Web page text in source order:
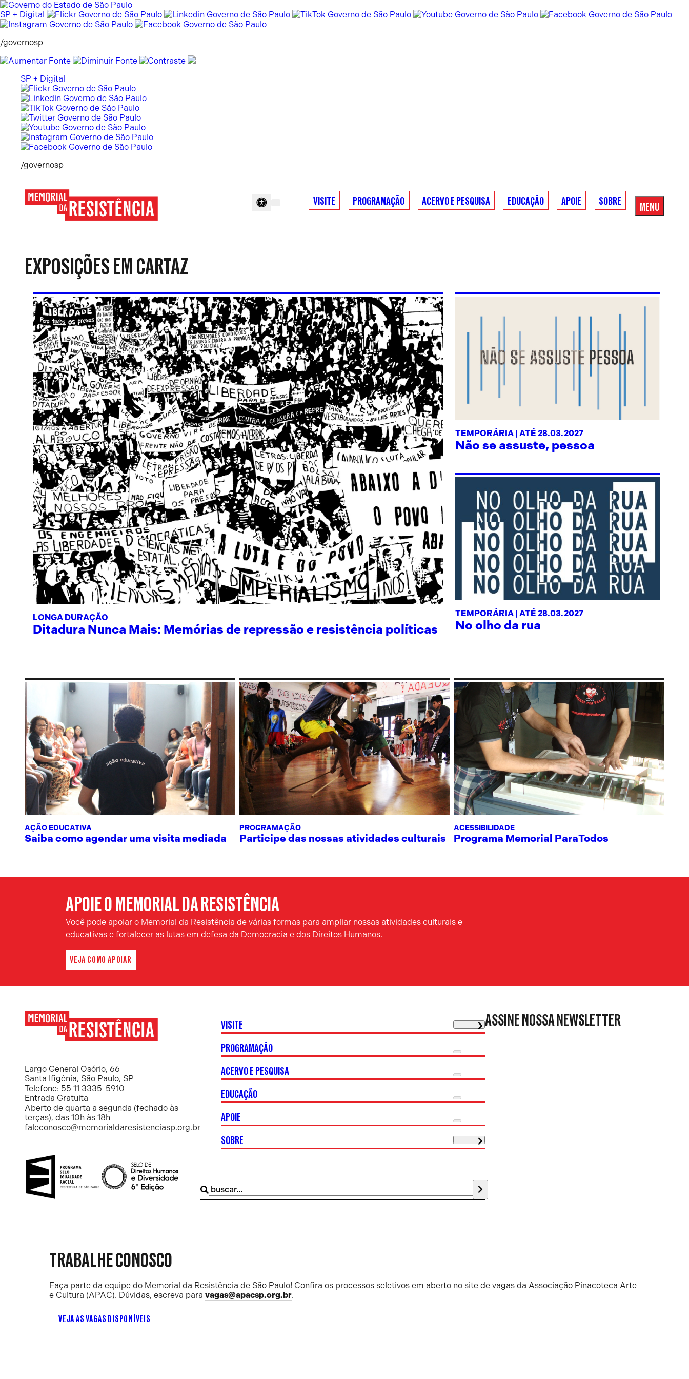
Pular
para
o
SP + Digital
/governosp
SP + Digital
/governosp
VISITE PROGRAMAÇÃO ACERVO E PESQUISA EDUCAÇÃO APOIE SOBRE MENU
Menu
EXPOSIÇÕES EM CARTAZ
LONGA DURAÇÃO
Ditadura Nunca Mais: Memórias de repressão e resistência políticas
TEMPORÁRIA | ATÉ 28.03.2027
Não se assuste, pessoa
TEMPORÁRIA | ATÉ 28.03.2027
No olho da rua
AÇÃO EDUCATIVA
Saiba como agendar uma visita mediada
PROGRAMAÇÃO
Participe das nossas atividades culturais
ACESSIBILIDADE
Programa Memorial ParaTodos
APOIE O MEMORIAL DA RESISTÊNCIA
Você pode apoiar o Memorial da Resistência de várias formas para ampliar nossas atividades culturais e
educativas e fortalecer as lutas em defesa da Democracia e dos Direitos Humanos.
VEJA COMO APOIAR
Resistência
Largo General Osório, 66
Santa Ifigênia, São Paulo, SP
Telefone: 55 11 3335-5910
Entrada Gratuita
Aberto de quarta a segunda (fechado às
terças), das 10h às 18h
faleconosco@memorialdaresistenciasp.org.br
Buscar
por:
VISITE
PROGRAMAÇÃO
ACERVO E PESQUISA
EDUCAÇÃO
APOIE
SOBRE
ASSINE NOSSA NEWSLETTER
TRABALHE CONOSCO
Faça parte da equipe do Memorial da Resistência de São Paulo! Confira os processos seletivos em aberto no site de vagas da Associação Pinacoteca Arte
e Cultura (APAC). Dúvidas, escreva para vagas@apacsp.org.br.
VEJA AS VAGAS DISPONÍVEIS